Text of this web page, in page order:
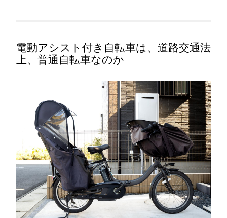
電動アシスト付き自転車は、道路交通法
上、普通自転車なのか